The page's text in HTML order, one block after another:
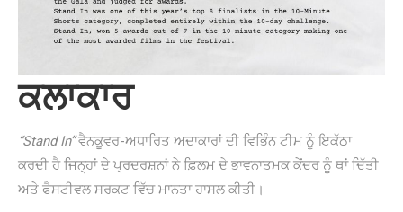
ਕਲਾਕਾਰ
“Stand In”ਵੈਨਕੂਵਰ-ਅਧਾਰਿਤ ਅਦਾਕਾਰਾਂ ਦੀ ਵਿਭਿੰਨ ਟੀਮ ਨੂੰ ਇਕੱਠਾ
ਕਰਦੀ ਹੈ ਜਿਨ੍ਹਾਂ ਦੇ ਪ੍ਰਦਰਸ਼ਨਾਂ ਨੇ ਫ਼ਿਲਮ ਦੇ ਭਾਵਨਾਤਮਕ ਕੇਂਦਰ ਨੂੰ ਥਾਂ ਦਿੱਤੀ
ਅਤੇ ਫੈਸਟੀਵਲ ਸਰਕਟ ਵਿੱਚ ਮਾਨਤਾ ਹਾਸਲ ਕੀਤੀ।